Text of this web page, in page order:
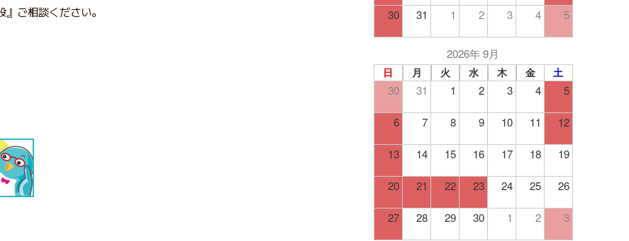
ご相談ください。
30 31 1 2 3 4 5
2026年 9月
日 月 火 水 木 金 土
30 31 1 2 3 4 5
6 7 8 9 10 11 12
13 14 15 16 17 18 19
20 21 22 23 24 25 26
27 28 29 30 1 2 3